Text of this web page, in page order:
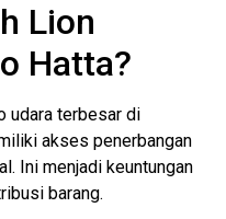
Lion
Hatta?
udara terbesar di
akses penerbangan
Ini menjadi keuntungan
barang.